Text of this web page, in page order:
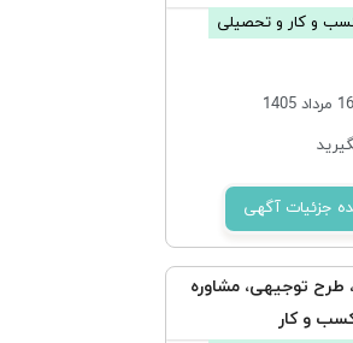
و کار و تحصیلی
جزئیات آگهی
طرح توجیهی، مشاوره
و کار